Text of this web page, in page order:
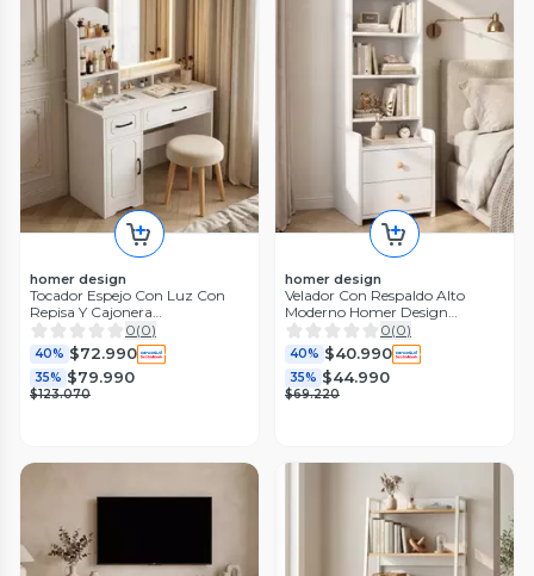
homer design
Tocador Espejo Con Luz Con
Repisa Y Cajonera
137x80x40cm Blanco
0(0)
40% $72.990
35% $79.990
$123.070
homer design
Velador Con Respaldo Alto
Moderno Homer Design
128*30*40cm 0(0)
40% $40.990
35% $44.990
$69.220